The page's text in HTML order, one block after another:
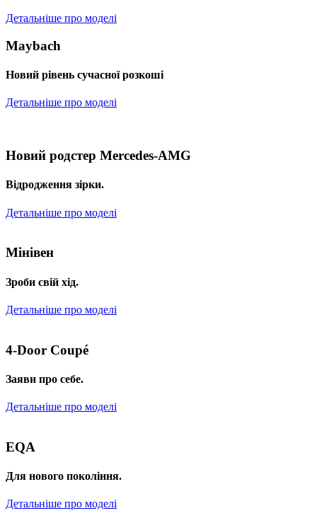
Детальніше про моделі
Maybach
Новий рівень сучасної розкоші
Детальніше про моделі
Новий родстер Mercedes-AMG
Відродження зірки.
Детальніше про моделі
Мінівен
Зроби свій хід.
Детальніше про моделі
4-Door Coupé
Заяви про себе.
Детальніше про моделі
EQA
Для нового покоління.
Детальніше про моделі